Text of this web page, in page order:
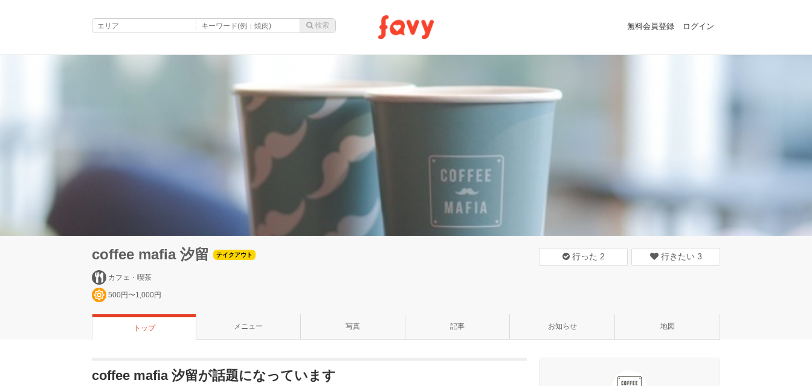
無料会員登録 ログイン
coffee mafia 汐留 テイクアウト
カフェ・喫茶
500円〜1,000円
行った 2 行きたい 3
トップ メニュー 写真 記事 お知らせ 地図
coffee mafia 汐留が話題になっています